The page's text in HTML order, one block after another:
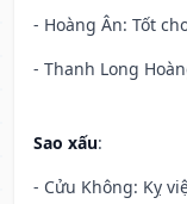
- Hoàng Ân: Tốt
- Thanh Long
Sao xấu:
- Cửu Không: Kỵ